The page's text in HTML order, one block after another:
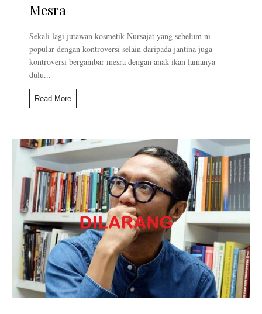
Mesra
Sekali lagi jutawan kosmetik Nursajat yang sebelum ni
popular dengan kontroversi selain daripada jantina juga
kontroversi bergambar mesra dengan anak ikan lamanya
dulu...
Read More